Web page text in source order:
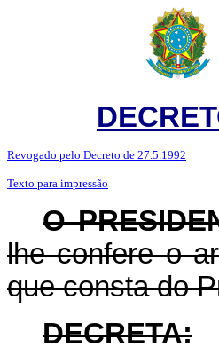
Revogado pelo Decreto de 27.5.1992
Texto para impressão
O
lhe confere o
que consta do
DECRETA: